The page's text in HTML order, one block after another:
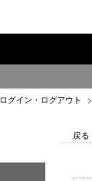
ログイン・ログアウト >
戻る